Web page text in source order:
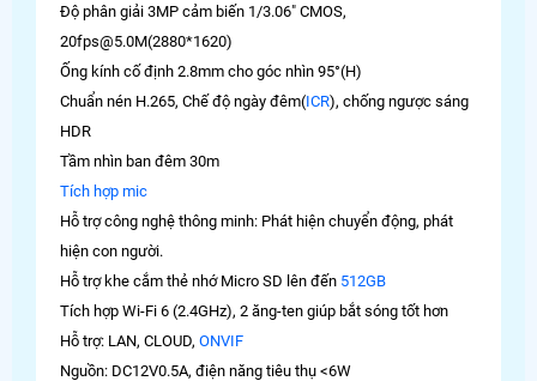
Độ phân giải 3MP cảm biến 1/3.06" CMOS,
20fps@5.0M(2880*1620)
Ống kính cố định 2.8mm cho góc nhìn 95°(H)
Chuẩn nén H.265, Chế độ ngày đêm(ICR), chống ngược sáng
HDR
Tầm nhìn ban đêm 30m
Tích hợp mic
Hỗ trợ công nghệ thông minh: Phát hiện chuyển động, phát
hiện con người.
Hỗ trợ khe cắm thẻ nhớ Micro SD lên đến 512GB
Tích hợp Wi-Fi 6 (2.4GHz), 2 ăng-ten giúp bắt sóng tốt hơn
Hỗ trợ: LAN, CLOUD, ONVIF
Nguồn: DC12V0.5A, điện năng tiêu thụ <6W